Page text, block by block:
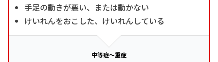
手足の動きが悪い、または動かない
けいれんをおこした、けいれんしている
中等症～重症